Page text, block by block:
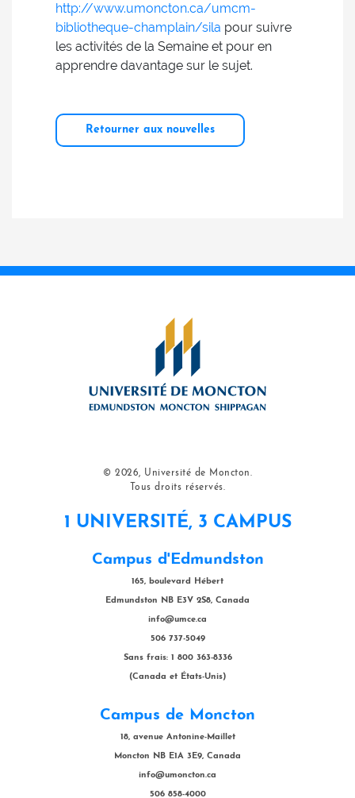
http://www.umoncton.ca/umcm-
bibliotheque-champlain/sila pour suivre
les activités de la Semaine et pour en
apprendre davantage sur le sujet.
Retourner aux nouvelles
© 2026, Université de Moncton.
Tous droits réservés.
1 UNIVERSITÉ, 3 CAMPUS
Campus d'Edmundston
165, boulevard Hébert
Edmundston NB E3V 2S8, Canada
info@umce.ca
506 737-5049
Sans frais: 1 800 363-8336
(Canada et États-Unis)
Campus de Moncton
18, avenue Antonine-Maillet
Moncton NB E1A 3E9, Canada
info@umoncton.ca
506 858-4000